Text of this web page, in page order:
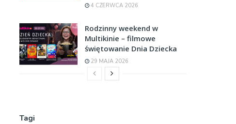
4 CZERWCA 2026
Rodzinny weekend w
Multikinie – filmowe
świętowanie Dnia Dziecka
29 MAJA 2026
Tagi